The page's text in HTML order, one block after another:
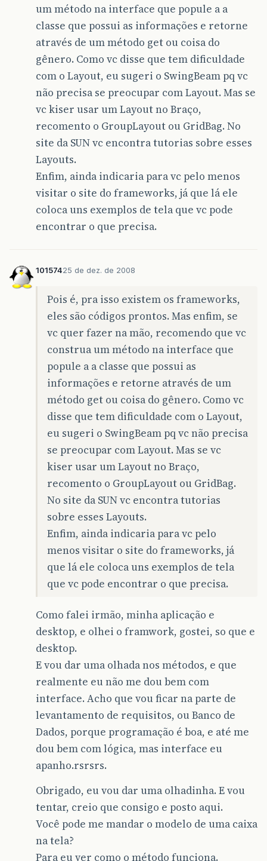
um método na interface que popule a a
classe que possui as informações e retorne
através de um método get ou coisa do
gênero. Como vc disse que tem dificuldade
com o Layout, eu sugeri o SwingBeam pq vc
não precisa se preocupar com Layout. Mas se
vc kiser usar um Layout no Braço,
recomento o GroupLayout ou GridBag. No
site da SUN vc encontra tutorias sobre esses
Layouts.
Enfim, ainda indicaria para vc pelo menos
visitar o site do frameworks, já que lá ele
coloca uns exemplos de tela que vc pode
encontrar o que precisa.
10157425 de dez. de 2008
Pois é, pra isso existem os frameworks,
eles são códigos prontos. Mas enfim, se
vc quer fazer na mão, recomendo que vc
construa um método na interface que
popule a a classe que possui as
informações e retorne através de um
método get ou coisa do gênero. Como vc
disse que tem dificuldade com o Layout,
eu sugeri o SwingBeam pq vc não precisa
se preocupar com Layout. Mas se vc
kiser usar um Layout no Braço,
recomento o GroupLayout ou GridBag.
No site da SUN vc encontra tutorias
sobre esses Layouts.
Enfim, ainda indicaria para vc pelo
menos visitar o site do frameworks, já
que lá ele coloca uns exemplos de tela
que vc pode encontrar o que precisa.
Como falei irmão, minha aplicação e
desktop, e olhei o framwork, gostei, so que e
desktop.
E vou dar uma olhada nos métodos, e que
realmente eu não me dou bem com
interface. Acho que vou ficar na parte de
levantamento de requisitos, ou Banco de
Dados, porque programação é boa, e até me
dou bem com lógica, mas interface eu
apanho.rsrsrs.
Obrigado, eu vou dar uma olhadinha. E vou
tentar, creio que consigo e posto aqui.
Você pode me mandar o modelo de uma caixa
na tela?
Para eu ver como o método funciona.